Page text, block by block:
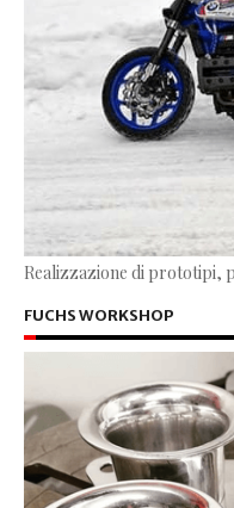
Realizzazione di prototipi,
FUCHS WORKSHOP